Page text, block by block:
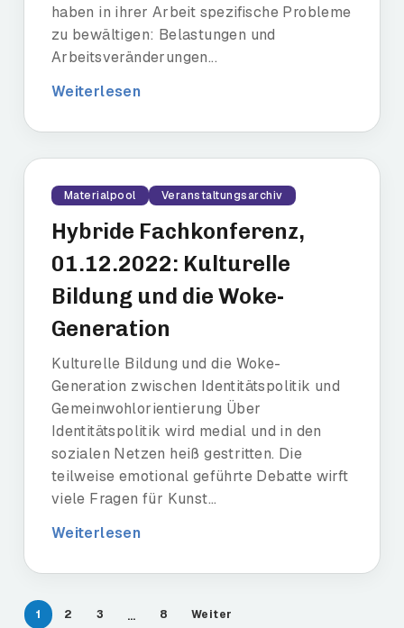
haben in ihrer Arbeit spezifische Probleme
zu bewältigen: Belastungen und
Arbeitsveränderungen...
Weiterlesen
Materialpool Veranstaltungsarchiv
Hybride Fachkonferenz,
01.12.2022: Kulturelle
Bildung und die Woke-
Generation
Kulturelle Bildung und die Woke-
Generation zwischen Identitätspolitik und
Gemeinwohlorientierung Über
Identitätspolitik wird medial und in den
sozialen Netzen heiß gestritten. Die
teilweise emotional geführte Debatte wirft
viele Fragen für Kunst...
Weiterlesen
1 2 3 … 8 Weiter